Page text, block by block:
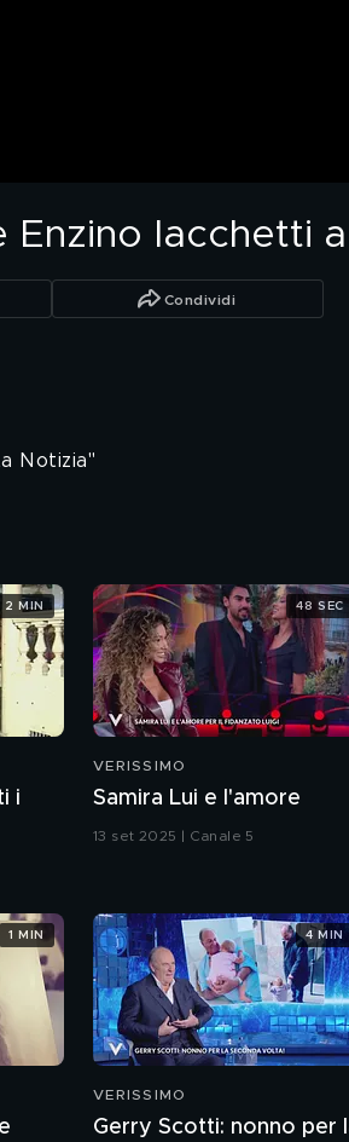
Iacchetti
Condividi
Notizia"
i
2 MIN
VERISSIMO
Samira Lui e l'amore
13 set 2025 | Canale 5
48 SEC
1 MIN
VERISSIMO
Gerry Scotti: nonno per
4 MIN